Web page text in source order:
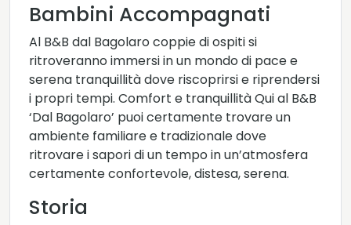
Bambini Accompagnati
Al B&B dal Bagolaro coppie di ospiti si
ritroveranno immersi in un mondo di pace e
serena tranquillità dove riscoprirsi e riprendersi
i propri tempi. Comfort e tranquillità Qui al B&B
‘Dal Bagolaro’ puoi certamente trovare un
ambiente familiare e tradizionale dove
ritrovare i sapori di un tempo in un’atmosfera
certamente confortevole, distesa, serena.
Storia